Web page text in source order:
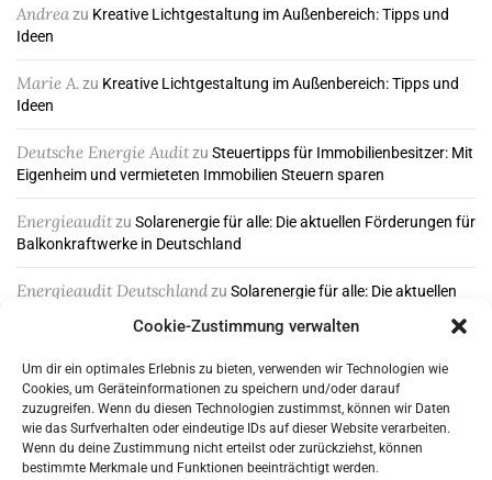
Cookie-Zustimmung verwalten
Um dir ein optimales Erlebnis zu bieten, verwenden wir Technologien wie
Cookies, um Geräteinformationen zu speichern und/oder darauf
zuzugreifen. Wenn du diesen Technologien zustimmst, können wir Daten
wie das Surfverhalten oder eindeutige IDs auf dieser Website verarbeiten.
Wenn du deine Zustimmung nicht erteilst oder zurückziehst, können
bestimmte Merkmale und Funktionen beeinträchtigt werden.
Andreazu Kreative Lichtgestaltung im Außenbereich: Tipps und
Ideen
Marie A.zu Kreative Lichtgestaltung im Außenbereich: Tipps und
Ideen
Deutsche Energie Auditzu Steuertipps für Immobilienbesitzer: Mit
Eigenheim und vermieteten Immobilien Steuern sparen
Energieauditzu Solarenergie für alle: Die aktuellen Förderungen für
Balkonkraftwerke in Deutschland
Energieaudit Deutschlandzu Solarenergie für alle: Die aktuellen
ABONNIEREN & FOLGEN